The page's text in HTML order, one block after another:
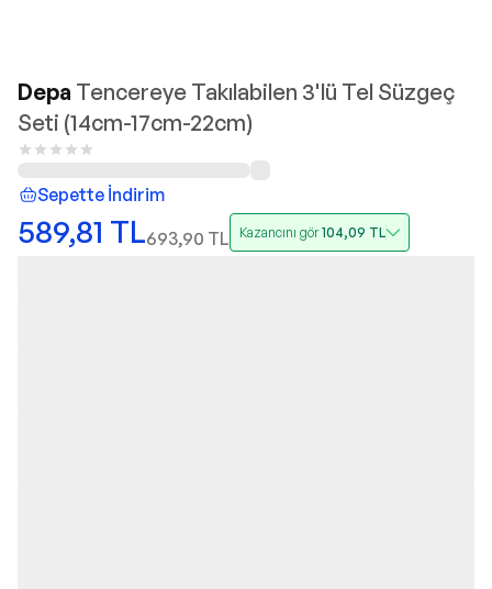
Depa Tencereye Takılabilen 3'lü Tel Süzgeç
Seti (14cm-17cm-22cm)
Sepette İndirim
589,81 TL693,90 TL Kazancını gör104,09 TL